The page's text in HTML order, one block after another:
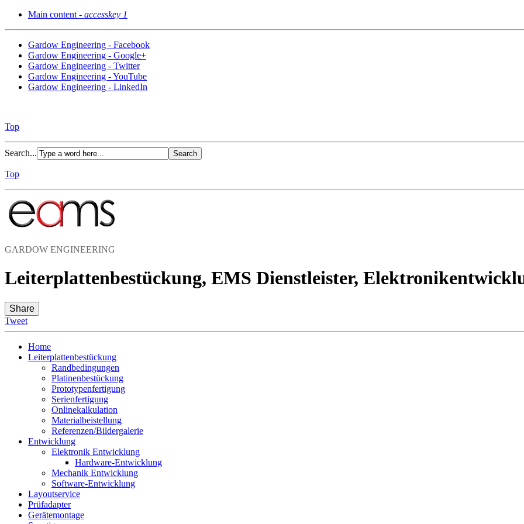
Main content - accesskey 1
Gardow Engineering - Facebook
Gardow Engineering - Google+
Gardow Engineering - Twitter
Gardow Engineering - YouTube
Gardow Engineering - LinkedIn
Top
Search...
Top
GARDOW ENGINEERING
Leiterplattenbestückung, EMS Dienstleister,
Share
Tweet
Home
Leiterplattenbestückung
Randbedingungen
Platinenbestückung
Prototypenfertigung
Serienfertigung
Onlinekalkulation
Materialbeistellung
Referenzen/Bildergalerie
Entwicklung
Elektronik Entwicklung
Hardware-Entwicklung
Mechanik Entwicklung
Software-Entwicklung
Layoutservice
Prüfadapter
Gerätemontage